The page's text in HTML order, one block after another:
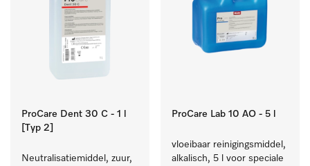
ProCare Dent 30 C - 1 l
[Typ 2]
Neutralisatiemiddel, zuur,
ProCare Lab 10 AO - 5 l
vloeibaar reinigingsmiddel,
alkalisch, 5 l voor speciale